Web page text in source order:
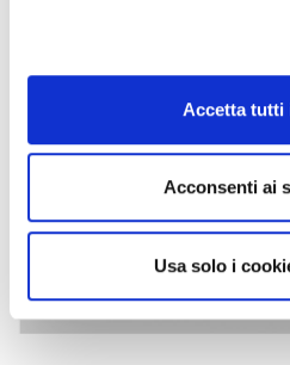
Accetta tutti
Acconsenti ai
Usa solo i